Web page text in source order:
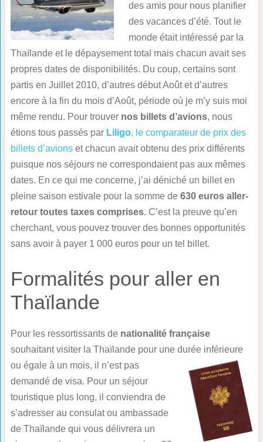
des amis pour nous planifier
des vacances d’été. Tout le
monde était intéressé par la
Thaïlande et le dépaysement total mais chacun avait ses
propres dates de disponibilités. Du coup, certains sont
partis en Juillet 2010, d’autres début Août et d’autres
encore à la fin du mois d’Août, période où je m’y suis moi
même rendu. Pour trouver nos billets d’avions, nous
étions tous passés par Liligo, le comparateur de prix des
billets d’avionset chacun avait obtenu des prix différents
puisque nos séjours ne correspondaient pas aux mêmes
dates. En ce qui me concerne, j’ai déniché un billet en
pleine saison estivale pour la somme de 630 euros aller-
retour toutes taxes comprises. C’est la preuve qu’en
cherchant, vous pouvez trouver des bonnes opportunités
sans avoir à payer 1 000 euros pour un tel billet.
Formalités pour aller en
Thaïlande
Pour les ressortissants de nationalité française
souhaitant visiter la Thaïlande pour une durée inférieure
ou égale à un mois, il n’est pas
demandé de visa. Pour un séjour
touristique plus long, il conviendra de
s’adresser au consulat ou ambassade
de Thaïlande qui vous délivrera un